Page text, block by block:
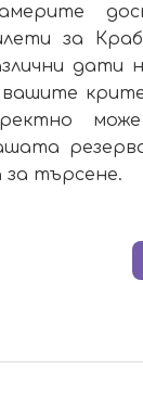
за
дати
вашите
търсене.